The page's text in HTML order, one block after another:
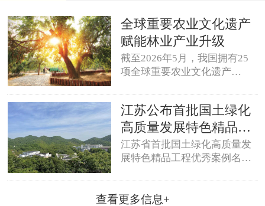
全球重要农业文化遗产
赋能林业产业升级
截至2026年5月，我国拥有25
项全球重要农业文化遗产
复合系统有14项。
江苏公布首批国土绿化
高质量发展特色精品工
程优秀案例
江苏省首批国土绿化高质量发
展特色精品工程优秀案例名单
查看更多信息+